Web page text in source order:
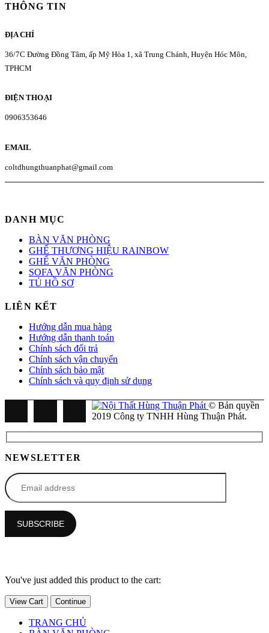
THÔNG TIN
ĐỊA CHỈ
36/7C Đường Đồng Tâm, ấp Mỹ Hòa 1, xã Trung Chánh, Huyện Hóc Môn,
TPHCM
ĐIỆN THOẠI
0906353646
EMAIL
coltdhungthuanphat@gmail.com
DANH MỤC
BÀN VĂN PHÒNG
GHẾ THƯƠNG HIỆU RAINBOW
GHẾ VĂN PHÒNG
SOFA VĂN PHÒNG
TỦ HỒ SƠ
LIÊN KẾT
Hướng dẫn mua hàng
Hướng dẫn thanh toán
Chính sách đổi trả
Chính sách vận chuyển
Chính sách bảo mật
Chính sách và quy định sử dụng
© Bản quyền
2019 Công ty TNHH Hùng Thuận Phát.
NEWSLETTER
You've just added this product to the cart:
View Cart Continue
TRANG CHỦ